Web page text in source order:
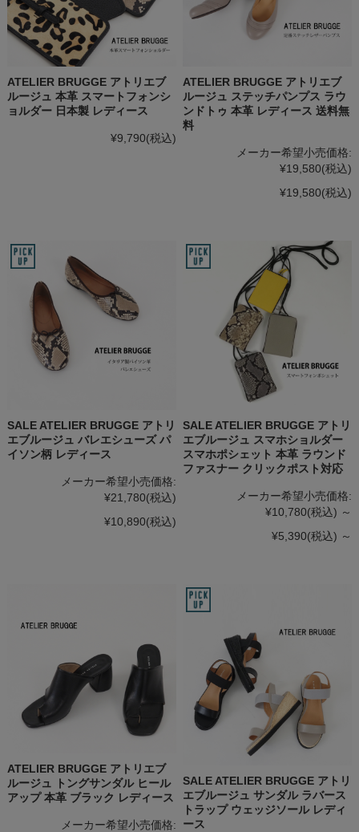
ATELIER BRUGGE アトリエブ
ルージュ 本革 スマートフォンシ
ョルダー 日本製 レディース
¥9,790(税込)
ATELIER BRUGGE アトリエブ
ルージュ ステッチパンプス ラウ
ンドトゥ 本革 レディース 送料無
料
メーカー希望小売価格:
¥19,580(税込)
¥19,580(税込)
SALE ATELIER BRUGGE アトリ
エブルージュ バレエシューズ パ
イソン柄 レディース
メーカー希望小売価格:
¥21,780(税込)
¥10,890(税込)
SALE ATELIER BRUGGE アトリ
エブルージュ スマホショルダー
スマホポシェット 本革 ラウンド
ファスナー クリックポスト対応
メーカー希望小売価格:
¥10,780(税込) ～
¥5,390(税込) ～
ATELIER BRUGGE アトリエブ
ルージュ トングサンダル ヒール
アップ 本革 ブラック レディース
メーカー希望小売価格:
SALE ATELIER BRUGGE アトリ
エブルージュ サンダル ラバース
トラップ ウェッジソール レディ
ース